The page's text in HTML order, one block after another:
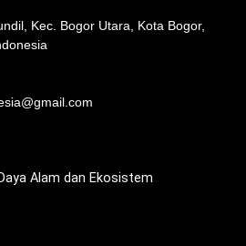
Kec. Bogor Utara, Kota Bogor,
Alam dan Ekosistem